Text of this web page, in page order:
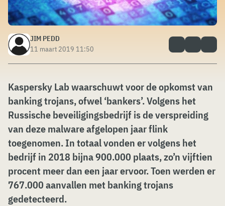
JIM PEDD
11 maart 2019 11:50
Kaspersky Lab waarschuwt voor de opkomst van
banking trojans, ofwel ‘bankers’. Volgens het
Russische beveiligingsbedrijf is de verspreiding
van deze malware afgelopen jaar flink
toegenomen. In totaal vonden er volgens het
bedrijf in 2018 bijna 900.000 plaats, zo’n vijftien
procent meer dan een jaar ervoor. Toen werden er
767.000 aanvallen met banking trojans
gedetecteerd.